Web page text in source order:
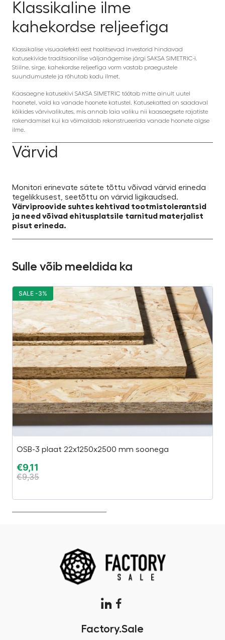
Klassikaline ilme
kahekordse reljeefiga
Klassikalise visuaalefekti eest hoolitsevad investorid hindavad
katusekivide traditsioonilise väljanägemise järgi SAKSA SIMETRIC-i.
Stiilne, sirge, kahekordse reljeefiga vorm vastab praegustele
suundumustele ja rõhutab kodu ilmet.
Kaasaegne katusekivi SAKSA SIMETRIC töötab mitte ainult uutel
hoonetel, vaid ka vanade hoonete katustel. Katusekatted on saadaval
kõikides värvivalikutes, mis annab laia valiku nii kaasaegsete rajatiste
rakendamisel kui ka võimaldab rekonstrueerida vanade hoonete algse
ilme.
Värvid
Monitori erinevate sätete tõttu võivad värvid erineda
tegelikkusest, seetõttu on värvid ligikaudsed.
Värviproovide suhtes kehtivad tootmistolerantsid
ja need võivad ehitusplatsile tarnitud materjalist
pisut erineda.
Sulle võib meeldida ka
OSB-3 plaat 22x1250x2500 mm soonega
€9,11
€9,35
SALE -3%
Factory.Sale